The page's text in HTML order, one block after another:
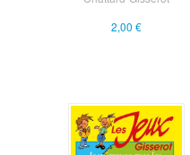
2,00 €